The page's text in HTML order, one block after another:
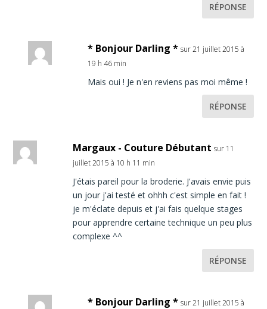
RÉPONSE
* Bonjour Darling * sur 21 juillet 2015 à
19 h 46 min
Mais oui ! Je n'en reviens pas moi même !
RÉPONSE
Margaux - Couture Débutant sur 11
juillet 2015 à 10 h 11 min
J'étais pareil pour la broderie. J'avais envie puis
un jour j'ai testé et ohhh c'est simple en fait !
je m'éclate depuis et j'ai fais quelque stages
pour apprendre certaine technique un peu plus
complexe ^^
RÉPONSE
* Bonjour Darling * sur 21 juillet 2015 à